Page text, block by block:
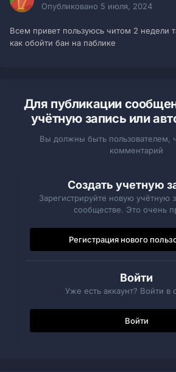
Опубликовано 5 июля, 2024
Всем привет пользуюсь читом 2 недели
как обойти бан на паблике
Для публикации
учётную запись или
Вы должны быть пользователем,
комментарий
Создать учетную
Зарегистрируйте новую учётную
сообществе. Это очень
Регистрация нового
Войти
Уже есть аккаунт? Войти в
Войти